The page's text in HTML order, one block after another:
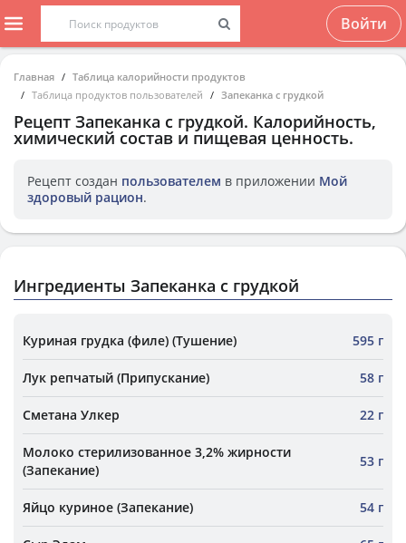
Войти
Главная
Таблица калорийности продуктов
Таблица продуктов пользователей
Запеканка с грудкой
Рецепт Запеканка с грудкой. Калорийность,
химический состав и пищевая ценность.
Рецепт создан пользователем в приложении Мой
здоровый рацион.
Ингредиенты Запеканка с грудкой
Куриная грудка (филе) (Тушение) 595 г
Лук репчатый (Припускание) 58 г
Сметана Улкер 22 г
Молоко стерилизованное 3,2% жирности
(Запекание)
53 г
Яйцо куриное (Запекание) 54 г